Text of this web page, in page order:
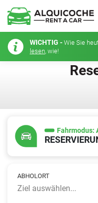
WICHTIG - Wie Sie
lesen, wie!
Fahrmodus:
ABHOLORT
Ziel auswählen...